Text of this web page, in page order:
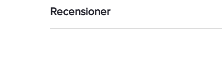
Recensioner